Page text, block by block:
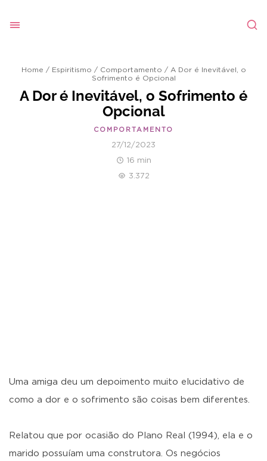
Home / Espiritismo / Comportamento / A Dor é Inevitável, o
Sofrimento é Opcional
A Dor é Inevitável, o Sofrimento é
Opcional
COMPORTAMENTO
27/12/2023
16 min
3.372
Uma amiga deu um depoimento muito elucidativo de
como a dor e o sofrimento são coisas bem diferentes.
Relatou que por ocasião do Plano Real (1994), ela e o
marido possuíam uma construtora. Os negócios